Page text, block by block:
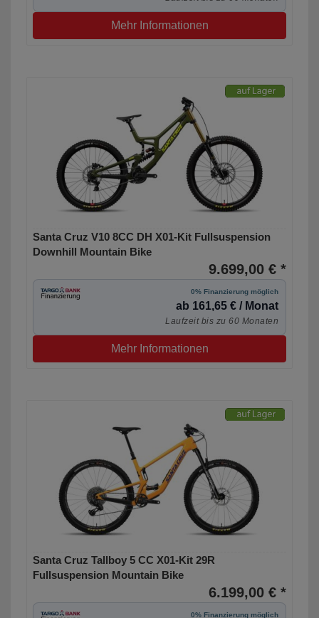
Mehr Informationen
Santa Cruz V10 8CC DH X01-Kit Fullsuspension
Downhill Mountain Bike
9.699,00 € *
0% Finanzierung möglich
ab 161,65 € / Monat
Laufzeit bis zu 60 Monaten
Mehr Informationen
Santa Cruz Tallboy 5 CC X01-Kit 29R
Fullsuspension Mountain Bike
6.199,00 € *
0% Finanzierung möglich